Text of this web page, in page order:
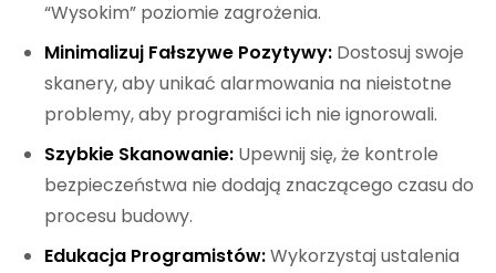
“Wysokim” poziomie zagrożenia.
Minimalizuj Fałszywe Pozytywy: Dostosuj swoje
skanery, aby unikać alarmowania na nieistotne
problemy, aby programiści ich nie ignorowali.
Szybkie Skanowanie: Upewnij się, że kontrole
bezpieczeństwa nie dodają znaczącego czasu do
procesu budowy.
Edukacja Programistów:Wykorzystaj ustalenia